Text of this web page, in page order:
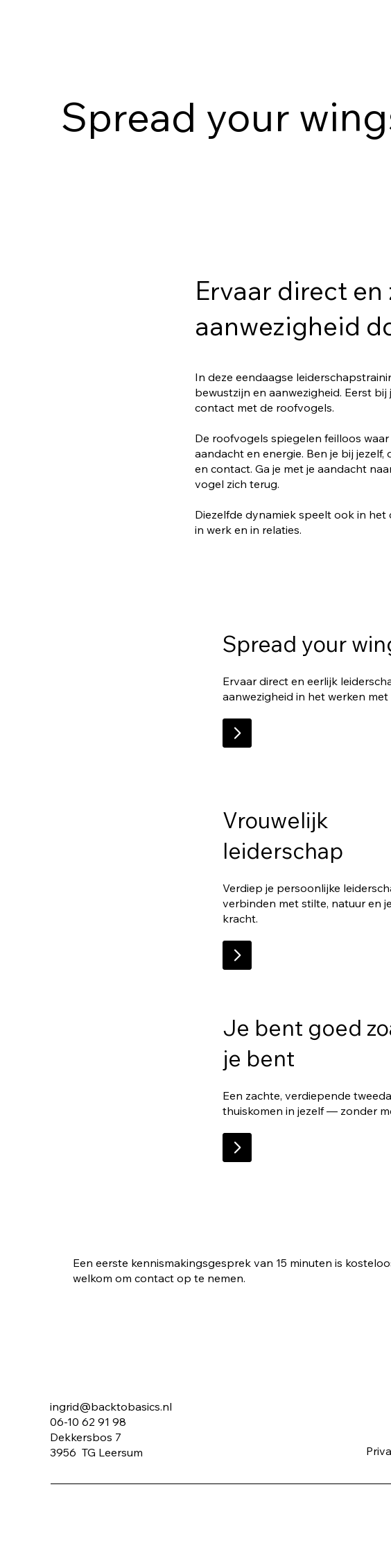
Spread your
Ervaar direct
aanwezigheid
In deze eendaagse
bewustzijn en aanwezigheid. Eerst bij
contact met de roofvogels.
De roofvogels spiegelen feilloos
aandacht en energie. Ben je bij
en contact. Ga je met je aandacht
vogel zich terug.
Diezelfde dynamiek speelt ook in het
in werk en in relaties.
Spread your
Ervaar direct en eerlijk
aanwezigheid in het werken
Vrouwelijk
leiderschap
Verdiep je persoonlijke
verbinden met stilte, natuur en
kracht.
Je bent goed
je bent
Een zachte, verdiepende
thuiskomen in jezelf — zonder
Een eerste kennismakingsgesprek van 15 minuten is
welkom om contact op te nemen.
ingrid@backtobasics.nl
06-10 62 91 98
Dekkersbos 7
3956 TG Leersum